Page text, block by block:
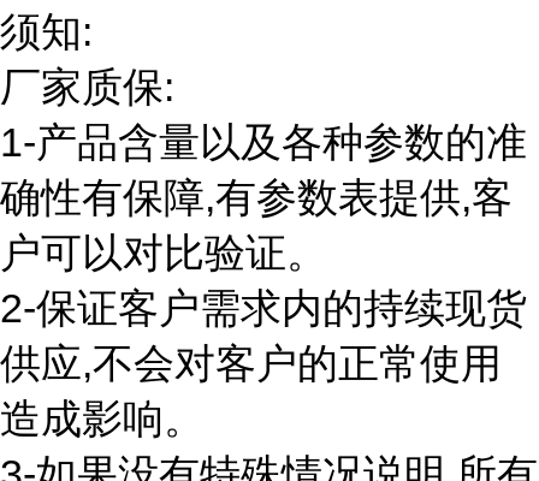
须知:
厂家质保:
1-产品含量以及各种参数的准
确性有保障,有参数表提供,客
户可以对比验证。
2-保证客户需求内的持续现货
供应,不会对客户的正常使用
造成影响。